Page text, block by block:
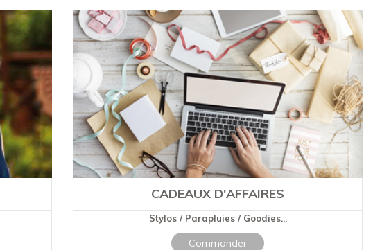
CADEAUX D'AFFAIRES
Stylos / Parapluies / Goodies...
Commander